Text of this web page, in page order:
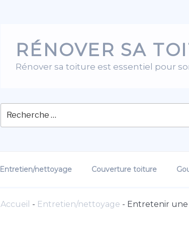
RÉNOVER SA
Rénover sa toiture est essentiel pour
Entretien/nettoyage Couverture toiture
Accueil - Entretien/nettoyage - Entretenir